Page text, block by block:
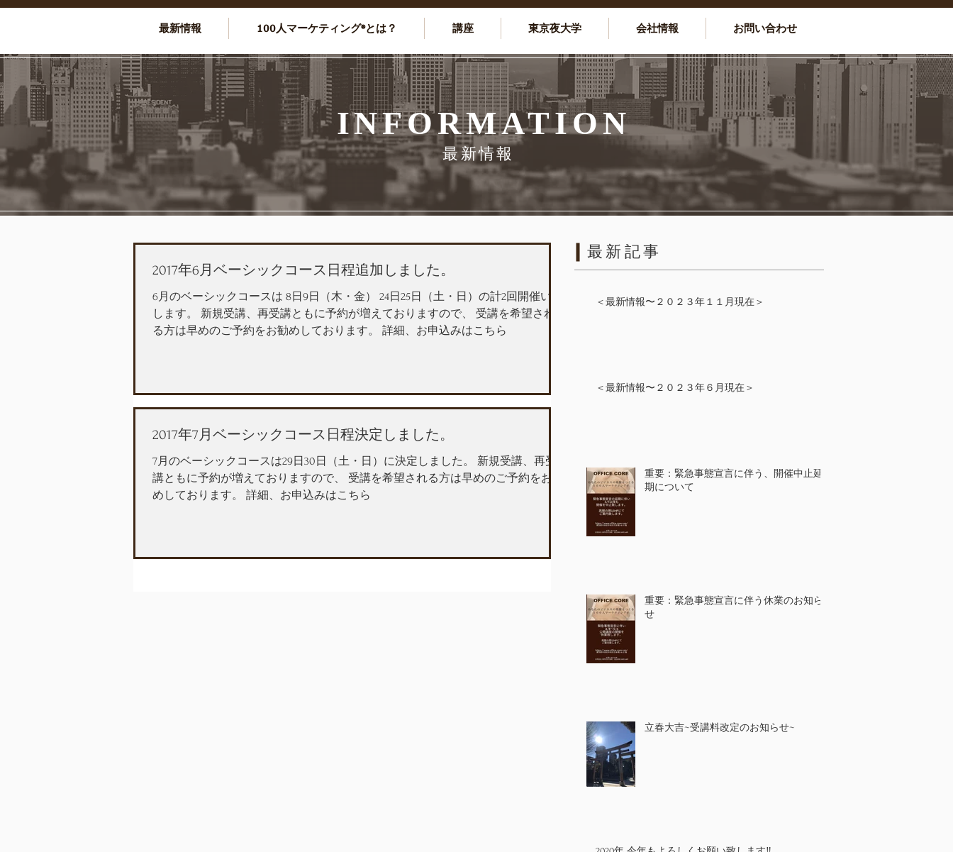
最新情報 100人マーケティング®とは？ 講座 東京夜大学 会社情報 お問い合わせ
INFORMATION
最新情報
最新記事
＜最新情報〜２０２３年１１月現在＞
＜最新情報〜２０２３年６月現在＞
重要：緊急事態宣言に伴う、開催中止延
期について
重要：緊急事態宣言に伴う休業のお知ら
せ
立春大吉~受講料改定のお知らせ~
2017年6月ベーシックコース日程追加しました。
6月のベーシックコースは 8日9日（木・金） 24日25日（土・日）の計2回開催いた
します。 新規受講、再受講ともに予約が増えておりますので、 受講を希望され
る方は早めのご予約をお勧めしております。 詳細、お申込みはこちら
2017年7月ベーシックコース日程決定しました。
7月のベーシックコースは29日30日（土・日）に決定しました。 新規受講、再受
講ともに予約が増えておりますので、 受講を希望される方は早めのご予約をお勧
めしております。 詳細、お申込みはこちら